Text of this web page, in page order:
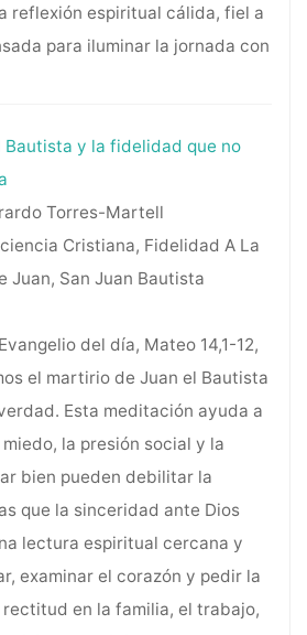
reflexión espiritual cálida, fiel a
para iluminar la jornada con
Bautista y la fidelidad que no
Torres-Martell
Cristiana, Fidelidad A La
Juan, San Juan Bautista
del día, Mateo 14,1-12,
el martirio de Juan el Bautista
Esta meditación ayuda a
la presión social y la
bien pueden debilitar la
que la sinceridad ante Dios
lectura espiritual cercana y
examinar el corazón y pedir la
en la familia, el trabajo,